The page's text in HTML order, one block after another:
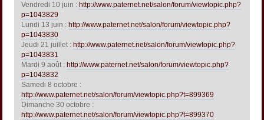
Vendredi 10 juin : http://www.paternet.net/salon/forum/viewtopic.php?
p=1043829
Lundi 13 juin : http://www.paternet.net/salon/forum/viewtopic.php?
p=1043830
Jeudi 21 juillet : http://www.paternet.net/salon/forum/viewtopic.php?
p=1043831
Mardi 9 août : http://www.paternet.net/salon/forum/viewtopic.php?
p=1043832
Samedi 8 octobre :
http://www.paternet.net/salon/forum/viewtopic.php?t=899369
Dimanche 30 octobre :
http://www.paternet.net/salon/forum/viewtopic.php?t=899370